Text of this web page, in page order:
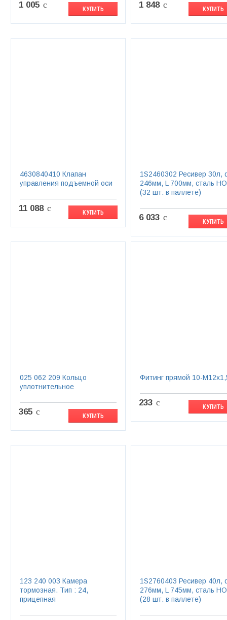
1 005 c КУПИТЬ 1 848 c КУПИТЬ
4630840410 Клапан
управления подъемной оси
11 088 c КУПИТЬ
1S2460302 Ресивер 30л,
246мм, L 700мм, сталь
(32 шт. в паллете)
6 033 c КУПИТЬ
025 062 209 Кольцо
уплотнительное
365 c КУПИТЬ
Фитинг прямой 10-
233 c КУПИТЬ
123 240 003 Камера
тормозная. Тип : 24,
прицепная
1S2760403 Ресивер 40л,
276мм, L 745мм, сталь
(28 шт. в паллете)